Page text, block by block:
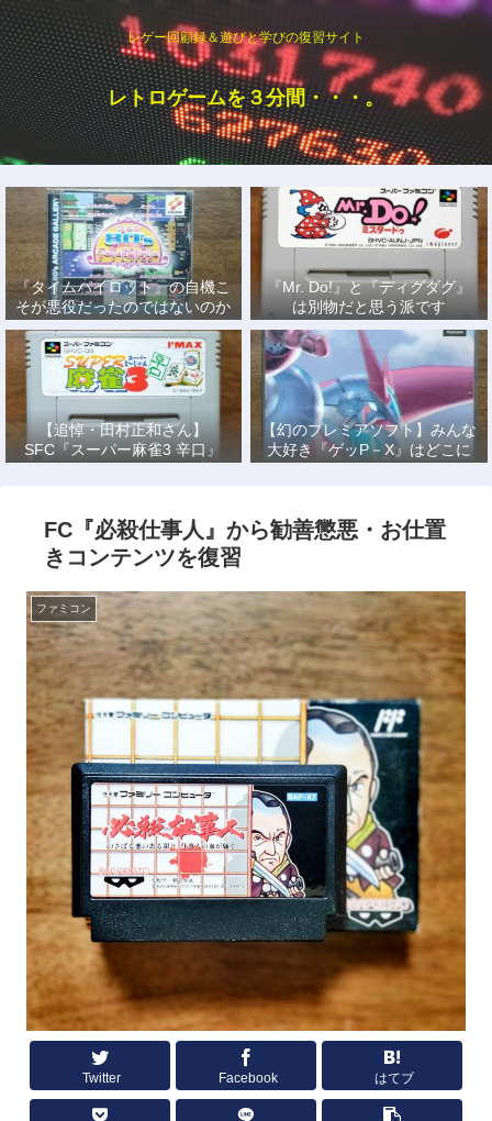
レゲー回顧録＆遊びと学びの復習サイト
レトロゲームを３分間・・・。
『タイムパイロット』の自機こ
そが悪役だったのではないのか
説
『Mr. Do!』と『ディグダグ』
は別物だと思う派です
【追悼・田村正和さん】
SFC『スーパー麻雀3 辛口』
で、あの名優になりきって戦っ
【幻のプレミアソフト】みんな
大好き『ゲッP－X』はどこに
もない！
FC『必殺仕事人』から勧善懲悪・お仕置
きコンテンツを復習
ファミコン
Twitter Facebook はてブ